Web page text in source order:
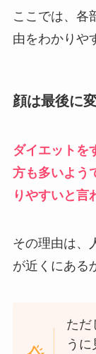
ここでは、各
由をわかりや
顔は最後に
ダイエットを
方も多いよう
りやすいと言
その理由は、
が近くにある
ただ
うに